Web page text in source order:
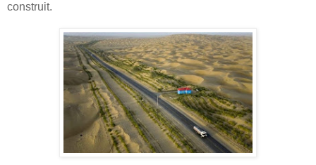
construit.